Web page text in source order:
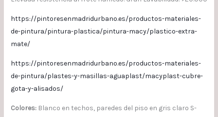
https://pintoresenmadridurbano.es/productos-materiales-
de-pintura/pintura-plastica/pintura-macy/plastico-extra-
mate/
https://pintoresenmadridurbano.es/productos-materiales-
de-pintura/plastes-y-masillas-aguaplast/macyplast-cubre-
gota-y-alisados/
Colores: Blanco en techos, paredes del piso en gris claro S-